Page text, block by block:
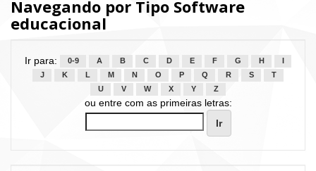
Navegando por Tipo Software
educacional
Ir para: 0-9 A B C D E F G H
J
K L M N O P Q R S
T
U
V W X Y Z
ou entre com as primeiras letras: